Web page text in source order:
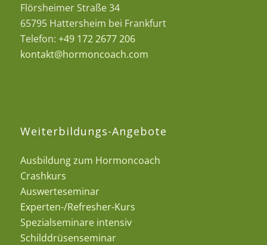
Flörsheimer Straße 34
65795 Hattersheim bei Frankfurt
Telefon: +49 172 2677 206
kontakt@hormoncoach.com
Weiterbildungs-Angebote
Ausbildung zum Hormoncoach
Crashkurs
Auswerteseminar
Experten-/Refresher-Kurs
Spezialseminare intensiv
Schilddrüsenseminar